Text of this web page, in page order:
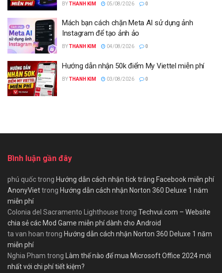
BYTHANH KIM 05/08/2026 0
Mách bạn cách chặn Meta AI sử dụng ảnh
Instagram để tạo ảnh ảo
BYTHANH KIM 04/08/2026 0
Hướng dẫn nhận 50k điểm My Viettel miễn phí
BYTHANH KIM 03/08/2026 0
Bình luận gần đây
phú quốctrong Hướng dẫn cách nhận tick trắng Facebook miễn phí
AnonyViettrong Hướng dẫn cách nhận Norton 360 Deluxe 1 năm
miễn phí
Colonia del Sacramento Lighthouse trong Techvui.com – Website
chia sẻ các Mod Game miễn phí dành cho Android
ta van hoan trong Hướng dẫn cách nhận Norton 360 Deluxe 1 năm
miễn phí
Nghia Pham trong
Làm thế nào để mua Microsoft Office 2024 mới
nhất với chi phí tiết kiệm?